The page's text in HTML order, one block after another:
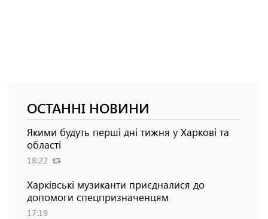
ОСТАННІ НОВИНИ
Якими будуть перші дні тижня у Харкові та
області
18:22
Харківські музиканти приєдналися до
допомоги спецпризначенцям
17:19